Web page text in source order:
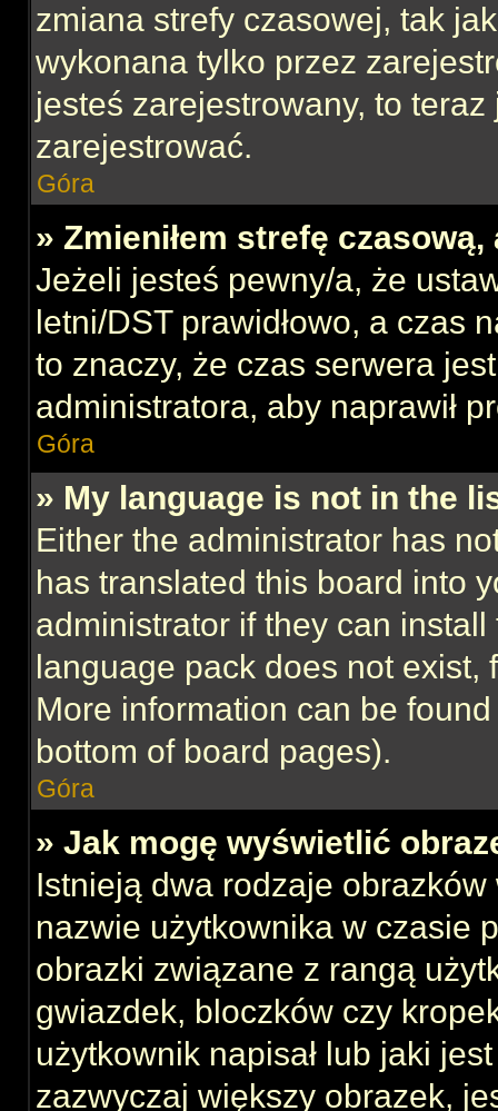
zmiana strefy czasowej, tak
wykonana tylko przez
jesteś zarejestrowany, to
zarejestrować.
Góra
» Zmieniłem strefę
Jeżeli jesteś pewny/a, że
letni/DST prawidłowo, a czas
to znaczy, że czas serwera
administratora, aby naprawił
Góra
» My language is not in the
Either the administrator has
has translated this board into
administrator if they can
language pack does not exist,
More information can be
bottom of board pages).
Góra
» Jak mogę wyświetlić
Istnieją dwa rodzaje
nazwie użytkownika w czasie
obrazki związane z rangą
gwiazdek, bloczków czy
użytkownik napisał lub jaki
zazwyczaj większy obrazek,